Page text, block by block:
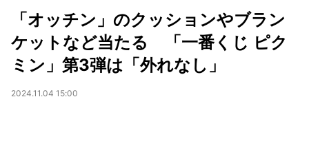
「オッチン」のクッションやブラン
ケットなど当たる 「一番くじ ピク
ミン」第3弾は「外れなし」
2024.11.04 15:00